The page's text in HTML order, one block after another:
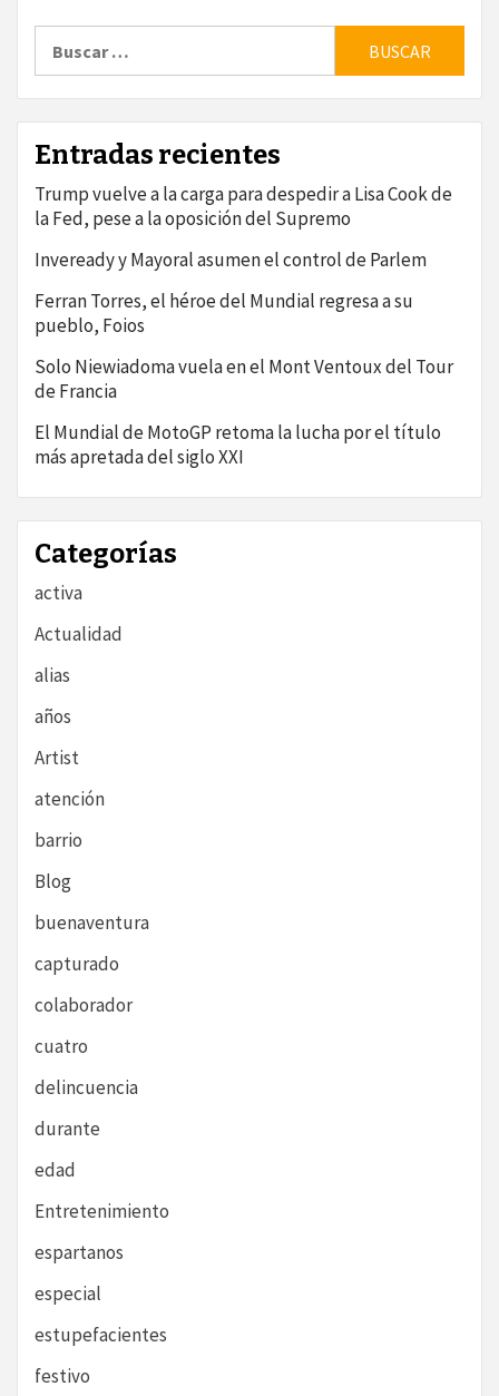
Entradas recientes
Trump vuelve a la carga para despedir a Lisa Cook de
la Fed, pese a la oposición del Supremo
Inveready y Mayoral asumen el control de Parlem
Ferran Torres, el héroe del Mundial regresa a su
pueblo, Foios
Solo Niewiadoma vuela en el Mont Ventoux del Tour
de Francia
El Mundial de MotoGP retoma la lucha por el título
más apretada del siglo XXI
Categorías
activa
Actualidad
alias
años
Artist
atención
barrio
Blog
buenaventura
capturado
colaborador
cuatro
delincuencia
durante
edad
Entretenimiento
espartanos
especial
estupefacientes
festivo